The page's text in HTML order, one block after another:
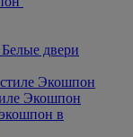
Белые двери
Экошпон